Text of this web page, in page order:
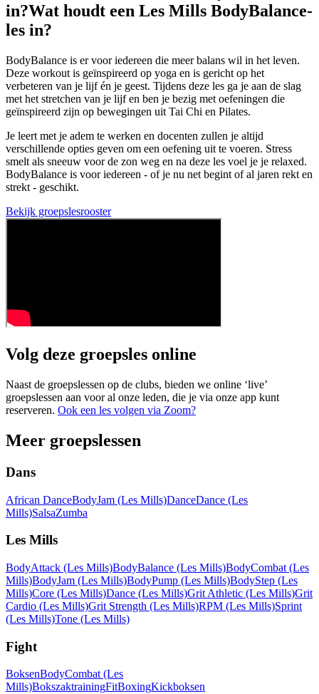
in?Wat houdt een Les Mills BodyBalance-
les in?
BodyBalance is er voor iedereen die meer balans wil in het leven.
Deze workout is geïnspireerd op yoga en is gericht op het
verbeteren van je lijf én je geest. Tijdens deze les ga je aan de slag
met het stretchen van je lijf en ben je bezig met oefeningen die
geïnspireerd zijn op bewegingen uit Tai Chi en Pilates.
Je leert met je adem te werken en docenten zullen je altijd
verschillende opties geven om een oefening uit te voeren. Stress
smelt als sneeuw voor de zon weg en na deze les voel je je relaxed.
BodyBalance is voor iedereen - of je nu net begint of al jaren rekt en
strekt - geschikt.
Bekijk groepslesrooster
Volg deze groepsles online
Naast de groepslessen op de clubs, bieden we online ‘live’
groepslessen aan voor al onze leden, die je via onze app kunt
reserveren. Ook een les volgen via Zoom?
Meer groepslessen
Dans
African DanceBodyJam (Les Mills)DanceDance (Les
Mills)SalsaZumba
Les Mills
BodyAttack (Les Mills)BodyBalance (Les Mills)BodyCombat (Les
Mills)BodyJam (Les Mills)BodyPump (Les Mills)BodyStep (Les
Mills)Core (Les Mills)Dance (Les Mills)Grit Athletic (Les Mills)Grit
Cardio (Les Mills)Grit Strength (Les Mills)RPM (Les Mills)Sprint
(Les Mills)Tone (Les Mills)
Fight
BoksenBodyCombat (Les
Mills)BokszaktrainingFitBoxingKickboksen